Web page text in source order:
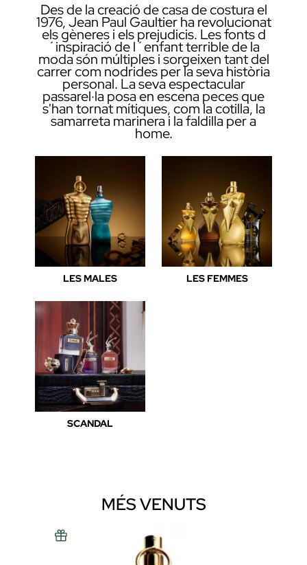
Des de la creació de casa de costura el
1976, Jean Paul Gaultier ha revolucionat
els gèneres i els prejudicis. Les fonts d
´inspiració de l´enfant terrible de la
moda són múltiples i sorgeixen tant del
carrer com nodrides per la seva història
personal. La seva espectacular
passarel·la posa en escena peces que
s'han tornat mítiques, com la cotilla, la
samarreta marinera i la faldilla per a
home.
LES MALES LES FEMMES
SCANDAL
MÉS VENUTS